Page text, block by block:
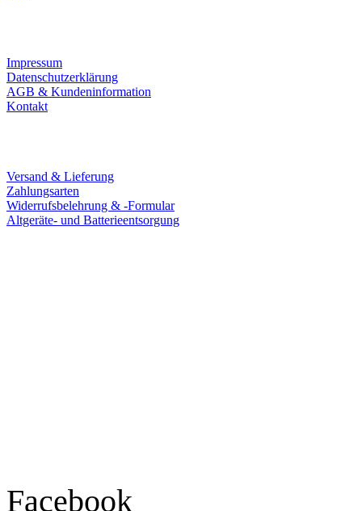
Impressum
Datenschutzerklärung
AGB & Kundeninformation
Kontakt
Versand & Lieferung
Zahlungsarten
Widerrufsbelehrung & -Formular
Altgeräte- und Batterieentsorgung
Facebook